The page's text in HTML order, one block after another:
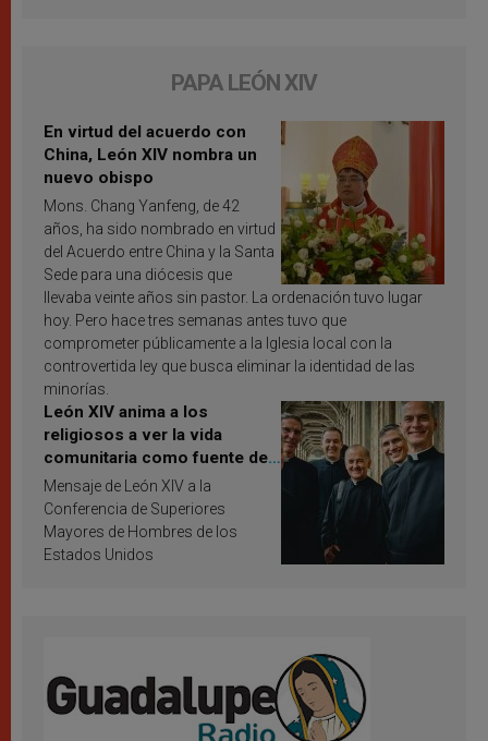
PAPA LEÓN XIV
En virtud del acuerdo con
China, León XIV nombra un
nuevo obispo
Mons. Chang Yanfeng, de 42
años, ha sido nombrado en virtud
del Acuerdo entre China y la Santa
Sede para una diócesis que
llevaba veinte años sin pastor. La ordenación tuvo lugar
hoy. Pero hace tres semanas antes tuvo que
comprometer públicamente a la Iglesia local con la
controvertida ley que busca eliminar la identidad de las
minorías.
León XIV anima a los
religiosos a ver la vida
comunitaria como fuente de
inspiración y santificación
Mensaje de León XIV a la
Conferencia de Superiores
Mayores de Hombres de los
Estados Unidos